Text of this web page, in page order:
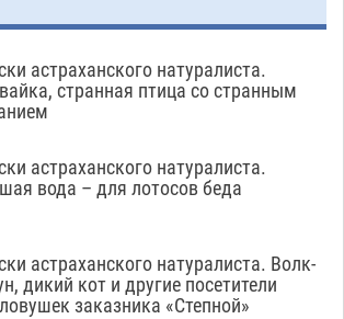
астраханского натуралиста.
странная птица со странным
астраханского натуралиста.
вода – для лотосов беда
астраханского натуралиста. Волк-
дикий кот и другие посетители
заказника «Степной»